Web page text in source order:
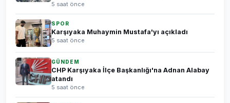
5 saat önce
SPOR
Karşıyaka Muhaymin Mustafa'yı açıkladı
5 saat önce
GÜNDEM
CHP Karşıyaka İlçe Başkanlığı'na Adnan Alabay
atandı
5 saat önce